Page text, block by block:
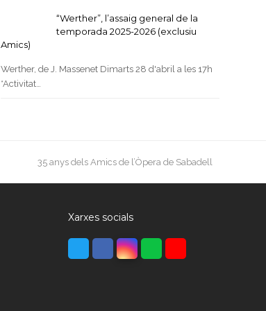
“Werther”, l’assaig general de la
temporada 2025-2026 (exclusiu
Amics)
Werther, de J. Massenet Dimarts 28 d'abril a les 17h
*Activitat…
next
35 anys dels Amics de l’Òpera de Sabadell
Xarxes socials
TwitterFacebook
Instagram